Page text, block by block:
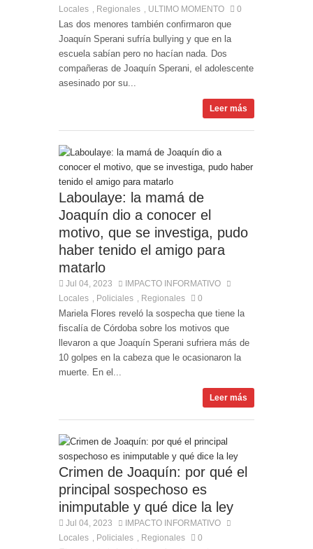
Locales
Regionales ULTIMO MOMENTO 0
Las dos menores también confirmaron que
Joaquín Sperani sufría bullying y que en la
escuela sabían pero no hacían nada. Dos
compañeras de Joaquín Sperani, el adolescente
asesinado por su...
Leer más
Laboulaye: la mamá de
Joaquín dio a conocer el
motivo, que se investiga, pudo
haber tenido el amigo para
matarlo
Jul 04, 2023
IMPACTO INFORMATIVO
Locales
Policiales Regionales 0
Mariela Flores reveló la sospecha que tiene la
fiscalía de Córdoba sobre los motivos que
llevaron a que Joaquín Sperani sufriera más de
10 golpes en la cabeza que le ocasionaron la
muerte. En el...
Leer más
Crimen de Joaquín: por qué el
principal sospechoso es
inimputable y qué dice la ley
Jul 04, 2023
IMPACTO INFORMATIVO
Locales
Policiales Regionales 0